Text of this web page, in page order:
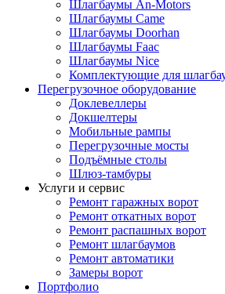
Шлагбаумы An-Motors
Шлагбаумы Came
Шлагбаумы Doorhan
Шлагбаумы Faac
Шлагбаумы Nice
Комплектующие для
Перегрузочное оборудование
Доклевеллеры
Докшелтеры
Мобильные рампы
Перегрузочные мосты
Подъёмные столы
Шлюз-тамбуры
Услуги и сервис
Ремонт гаражных ворот
Ремонт откатных ворот
Ремонт распашных ворот
Ремонт шлагбаумов
Ремонт автоматики
Замеры ворот
Портфолио